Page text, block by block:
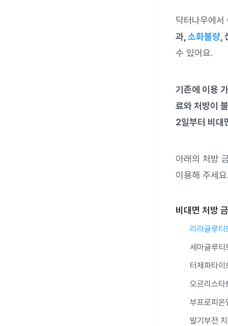
닥터나우에
과, 소화불량
수 있어요.
기존에 이용
료와 처방이
2일부터 비대
아래의 처방
이용해 주세
비대면 처방
리라글루티
세마글루
터제파타
오르리스
부프로피
발기부전